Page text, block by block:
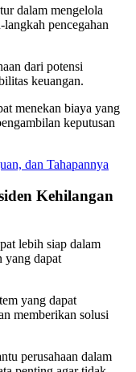
dalam mengelola
pencegahan
dari potensi
keuangan.
menekan biaya yang
keputusan
dan Tahapannya
Kehilangan
lebih siap dalam
yang dapat
yang dapat
memberikan solusi
perusahaan dalam